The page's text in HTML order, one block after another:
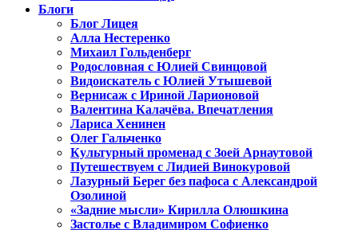
Блоги
Блог Лицея
Алла Нестеренко
Михаил Гольденберг
Родословная с Юлией Свинцовой
Видоискатель с Юлией Утышевой
Вернисаж с Ириной Ларионовой
Валентина Калачёва. Впечатления
Лариса Хенинен
Олег Гальченко
Культурный променад с Зоей Арнаутовой
Путешествуем с Лидией Винокуровой
Лазурный Берег без пафоса с Александрой
Озолиной
«Задние мысли» Кирилла Олюшкина
Застолье с Владимиром Софиенко